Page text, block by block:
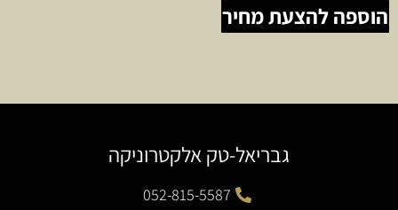
הוספה להצעת מחיר
גבריאל-טק אלקטרוניקה
052-815-5587